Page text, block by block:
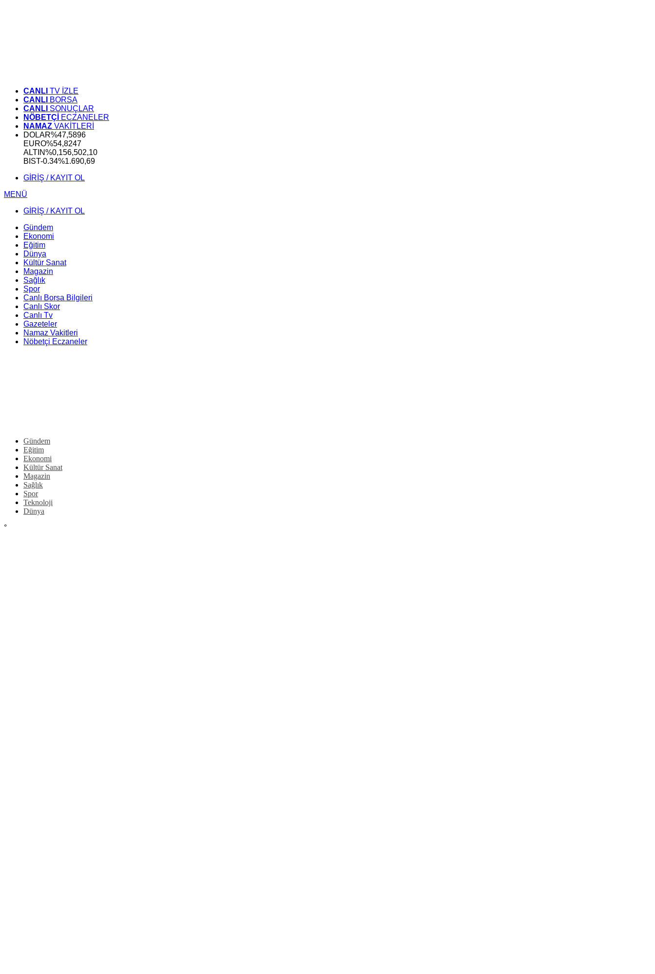
CANLI TV İZLE
CANLI BORSA
CANLI SONUÇLAR
NÖBETÇİ
ECZANELER
NAMAZ VAKİTLERİ
DOLAR%47,5896
EURO%54,8247
ALTIN%0,156,502,10
BIST-0.34%1.690,69
GİRİŞ / KAYIT OL
MENÜ
GİRİŞ / KAYIT OL
Gündem
Ekonomi
Eğitim
Dünya
Kültür Sanat
Magazin
Sağlık
Spor
Canlı Borsa Bilgileri
Canlı Skor
Canlı Tv
Gazeteler
Namaz Vakitleri
Nöbetçi Eczaneler
Gündem
Eğitim
Ekonomi
Kültür Sanat
Magazin
Sağlık
Spor
Teknoloji
Dünya
°